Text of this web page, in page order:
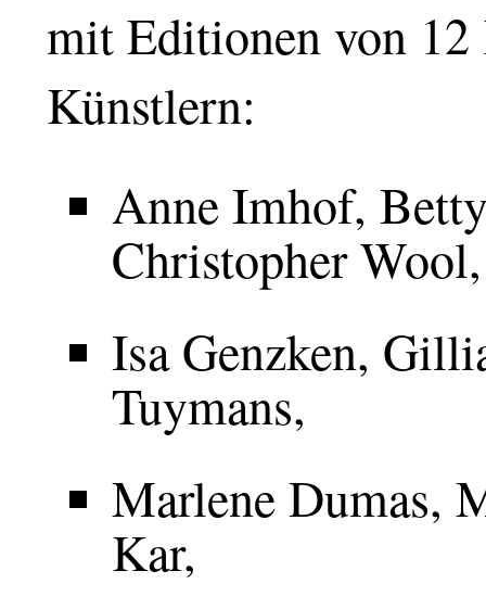
mit Editionen von
Künstlern:
Anne Imhof,
Christopher Wool,
Isa Genzken,
Tuymans,
Marlene Dumas,
Kar,